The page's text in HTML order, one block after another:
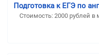
Подготовка к ЕГЭ по
Стоимость: 2000 рублей в